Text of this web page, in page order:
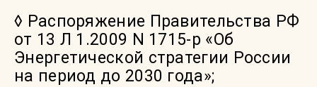
◊ Распоряжение Правительства РФ
от 13 Л 1.2009 N 1715-р «Об
Энергетической стратегии России
на период до 2030 года»;